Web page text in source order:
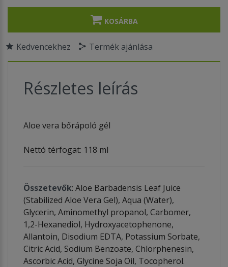
KOSÁRBA
Kedvencekhez Termék ajánlása
Részletes leírás
Aloe vera bőrápoló gél
Nettó térfogat: 118 ml
Összetevők: Aloe Barbadensis Leaf Juice
(Stabilized Aloe Vera Gel), Aqua (Water),
Glycerin, Aminomethyl propanol, Carbomer,
1,2-Hexanediol, Hydroxyacetophenone,
Allantoin, Disodium EDTA, Potassium Sorbate,
Citric Acid, Sodium Benzoate, Chlorphenesin,
Ascorbic Acid, Glycine Soja Oil, Tocopherol.